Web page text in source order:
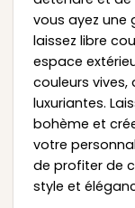
vous ayez une
laissez libre
espace
couleurs
luxuriantes.
bohème et
votre
de profiter de
style et